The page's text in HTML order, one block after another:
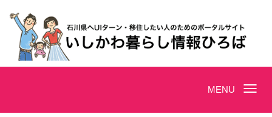
Toggle
MENU